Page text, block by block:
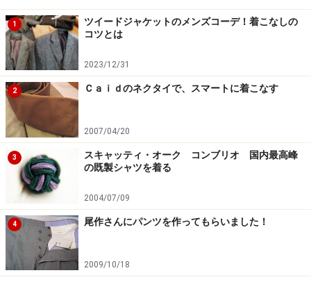
1
ツイードジャケットのメンズコーデ！着こなしの
コツとは
2023/12/31
2 Ｃａｉｄのネクタイで、スマートに着こなす
2007/04/20
3
スキャッティ・オーク コンブリオ 国内最高峰
の既製シャツを着る
2004/07/09
4 尾作さんにパンツを作ってもらいました！
2009/10/18